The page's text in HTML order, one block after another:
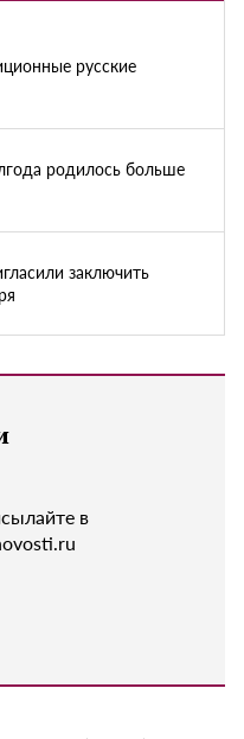
русские
родилось больше
заключить
в